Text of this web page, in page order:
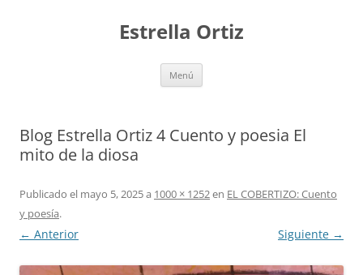
Estrella Ortiz
Menú
Blog Estrella Ortiz 4 Cuento y poesia El
mito de la diosa
Publicado el mayo 5, 2025a 1000 × 1252en EL COBERTIZO: Cuento
y poesía.
← Anterior Siguiente →